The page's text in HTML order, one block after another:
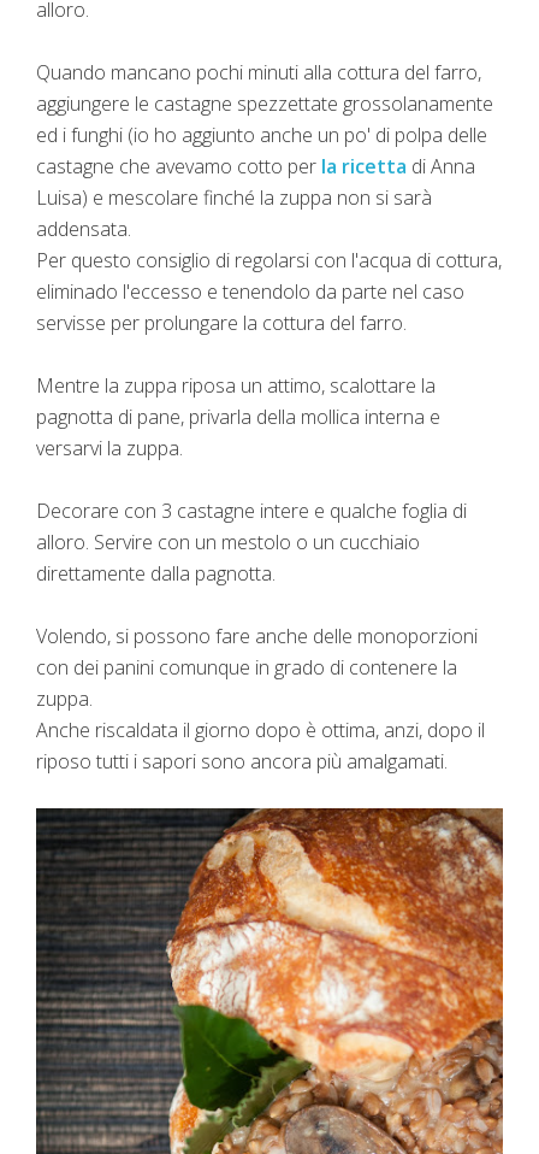
alloro.
Quando mancano pochi minuti alla cottura del farro,
aggiungere le castagne spezzettate grossolanamente
ed i funghi (io ho aggiunto anche un po' di polpa delle
castagne che avevamo cotto per la ricetta di Anna
Luisa) e mescolare finché la zuppa non si sarà
addensata.
Per questo consiglio di regolarsi con l'acqua di cottura,
eliminado l'eccesso e tenendolo da parte nel caso
servisse per prolungare la cottura del farro.
Mentre la zuppa riposa un attimo, scalottare la
pagnotta di pane, privarla della mollica interna e
versarvi la zuppa.
Decorare con 3 castagne intere e qualche foglia di
alloro. Servire con un mestolo o un cucchiaio
direttamente dalla pagnotta.
Volendo, si possono fare anche delle monoporzioni
con dei panini comunque in grado di contenere la
zuppa.
Anche riscaldata il giorno dopo è ottima, anzi, dopo il
riposo tutti i sapori sono ancora più amalgamati.